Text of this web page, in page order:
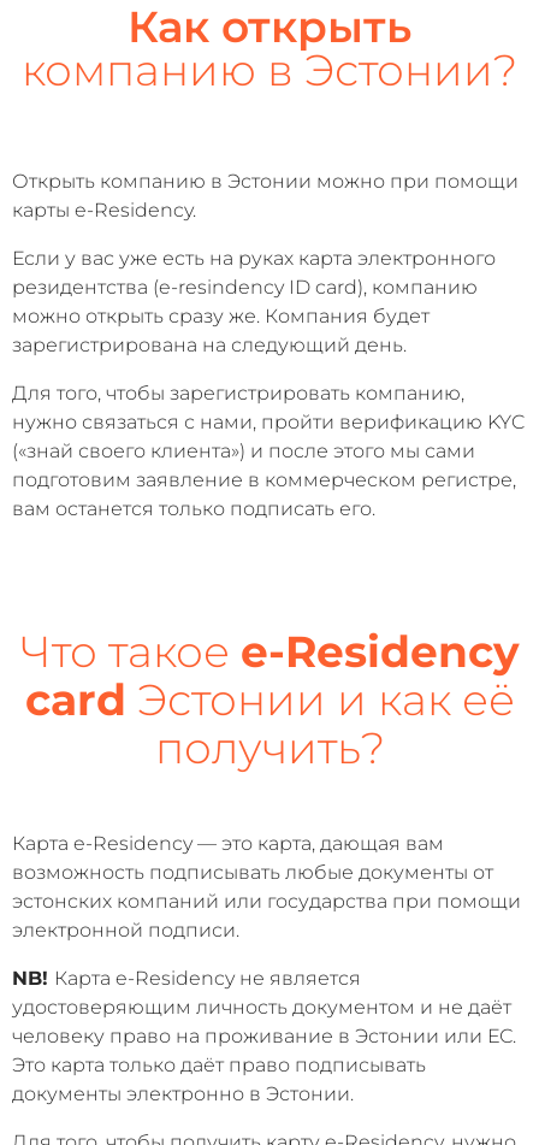
Как открыть
компанию в Эстонии?
Открыть компанию в Эстонии можно при помощи
карты e-Residency.
Если у вас уже есть на руках карта электронного
резидентства (e-resindency ID card), компанию
можно открыть сразу же. Компания будет
зарегистрирована на следующий день.
Для того, чтобы зарегистрировать компанию,
нужно связаться с нами, пройти верификацию KYC
(«знай своего клиента») и после этого мы сами
подготовим заявление в коммерческом регистре,
вам останется только подписать его.
Что такое e-Residency
card Эстонии и как её
получить?
Карта e-Residency — это карта, дающая вам
возможность подписывать любые документы от
эстонских компаний или государства при помощи
электронной подписи.
NB! Карта e-Residency не является
удостоверяющим личность документом и не даёт
человеку право на проживание в Эстонии или ЕС.
Это карта только даёт право подписывать
документы электронно в Эстонии.